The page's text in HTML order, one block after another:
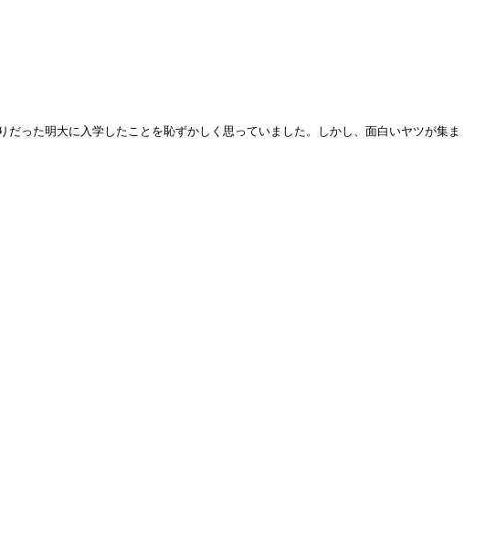
った明大に入学したことを恥ずかしく思っていました。しかし、面白いヤツが集ま